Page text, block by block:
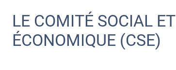
LE COMITÉ SOCIAL ET
ÉCONOMIQUE (CSE)